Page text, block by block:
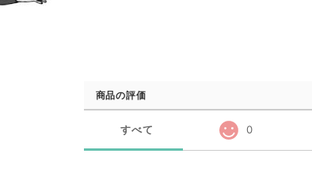
商品の評価
すべて 0